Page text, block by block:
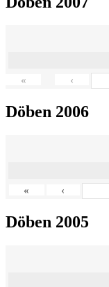
« ‹
Döben 2006
« ‹
Döben 2005